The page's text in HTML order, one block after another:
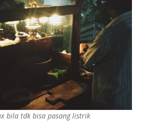
bila tdk bisa pasang listrik